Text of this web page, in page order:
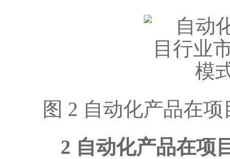
图 2 自动化产品在
2 自动化产品在项